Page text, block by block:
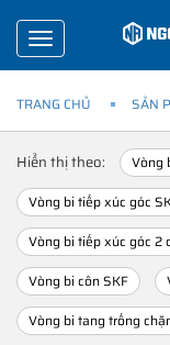
Toggle
navigation
TRANG CHỦ SẢN
Hiển thị theo: Vòng
Vòng bi tiếp xúc góc
Vòng bi tiếp xúc góc 2
Vòng bi côn SKF
Vòng bi tang trống